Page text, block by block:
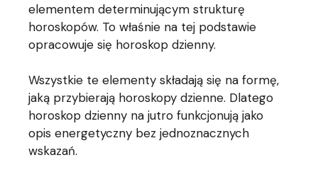
elementem determinującym strukturę
horoskopów. To właśnie na tej podstawie
opracowuje się horoskop dzienny.
Wszystkie te elementy składają się na formę,
jaką przybierają horoskopy dzienne. Dlatego
horoskop dzienny na jutro funkcjonują jako
opis energetyczny bez jednoznacznych
wskazań.